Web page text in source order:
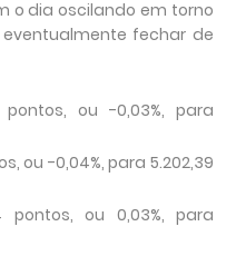
o dia oscilando em torno
fechar de
pontos, ou -0,03%, para
ou -0,04%, para 5.202,39
pontos, ou 0,03%, para